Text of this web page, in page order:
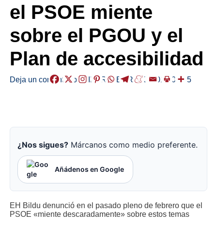
el PSOE miente
sobre el PGOU y el
Plan de accesibilidad
Deja un comentario /EIBAR ,HERRIAK /2019-03-05
¿Nos sigues? Márcanos como medio preferente.
Añádenos en Google
EH Bildu denunció en el pasado pleno de febrero que el
PSOE «miente descaradamente» sobre estos temas